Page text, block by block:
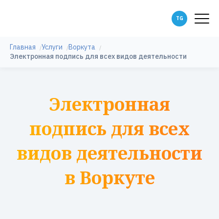
Главная Услуги
Воркута
Электронная подпись для всех видов деятельности
Электронная
подпись для всех
видов деятельности
в Воркуте